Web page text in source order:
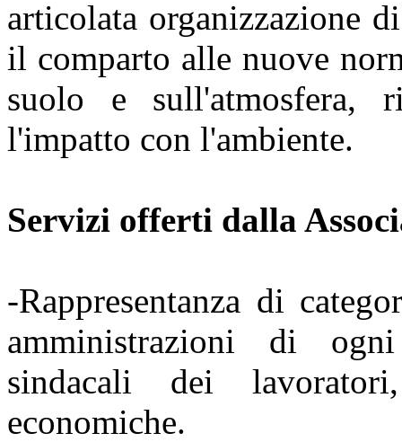
articolata organizzazione
il comparto alle nuove
suolo e sull'atmosfera,
l'impatto con l'ambiente.
Servizi offerti dalla
-Rappresentanza di
amministrazioni di
sindacali dei
economiche.